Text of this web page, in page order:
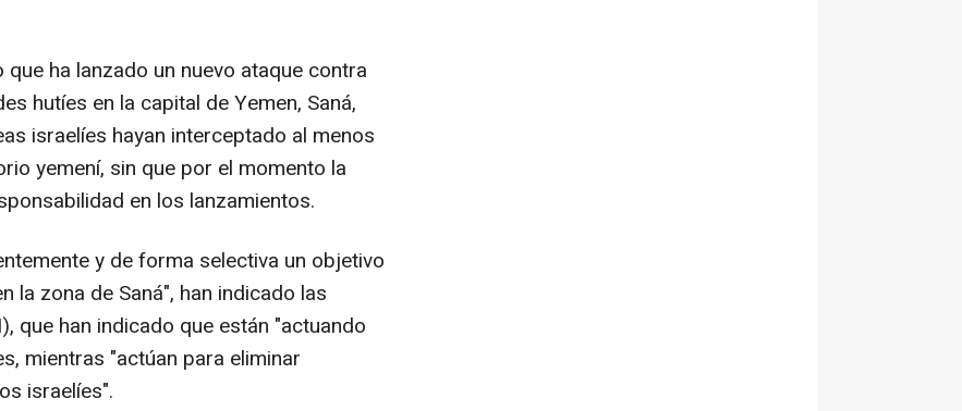
ha lanzado un nuevo ataque contra
hutíes en la capital de Yemen, Saná,
israelíes hayan interceptado al menos
yemení, sin que por el momento la
en los lanzamientos.
y de forma selectiva un objetivo
la zona de Saná", han indicado las
que han indicado que están "actuando
mientras "actúan para eliminar
israelíes".